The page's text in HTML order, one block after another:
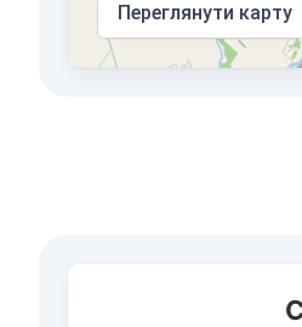
Переглянути карту